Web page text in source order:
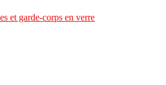
et garde-corps en verre